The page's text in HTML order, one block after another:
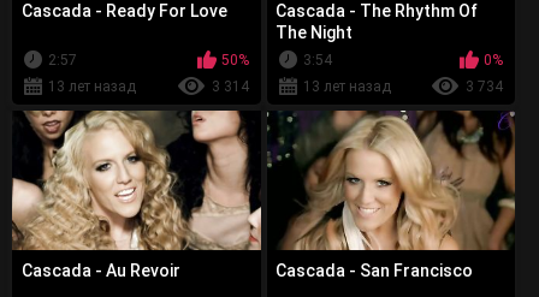
Cascada - Ready For Love
2:57
50%
13 лет назад
3 314
Cascada - The Rhythm Of
The Night
3:54
0%
13 лет назад
3 734
Cascada - Au Revoir Cascada - San Francisco